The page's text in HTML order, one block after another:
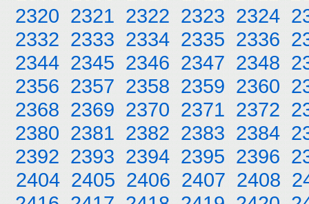
2320 2321 2322 2323 2324
2332 2333 2334 2335 2336
2344 2345 2346 2347 2348
2356 2357 2358 2359 2360
2368 2369 2370 2371 2372
2380 2381 2382 2383 2384
2392 2393 2394 2395 2396
2404 2405 2406 2407 2408